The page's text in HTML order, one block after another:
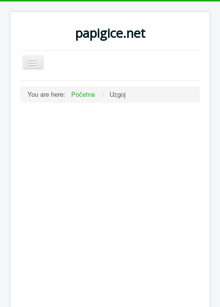
papigice.net
Toggle
Navigation
You are here: Početna -> Uzgoj